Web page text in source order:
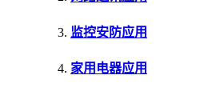
监控安防应用
家用电器应用